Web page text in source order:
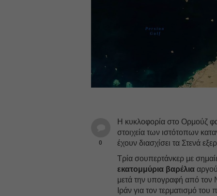
0
Η κυκλοφορία στο Ορμούζ
στοιχεία των ιστότοπων
έχουν διασχίσει τα Στενά
Τρία σουπερτάνκερ με
εκατομμύρια βαρέλια
μετά την υπογραφή από τον
Ιράν για τον τερματισμό